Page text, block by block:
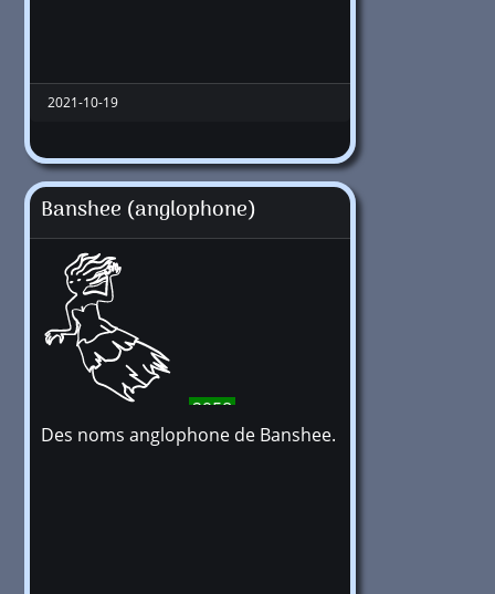
2021-10-19
Banshee (anglophone)
2958
Des noms anglophone de Banshee.